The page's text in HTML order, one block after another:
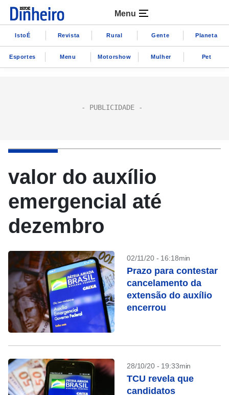
Menu
IstoÉ Revista Rural Gente Planeta
Esportes Menu Motorshow Mulher Pet
valor do auxílio
emergencial até
dezembro
02/11/20 - 16:18min
Prazo para contestar
cancelamento da
extensão do auxílio
encerrou
28/10/20 - 19:33min
TCU revela que
candidatos